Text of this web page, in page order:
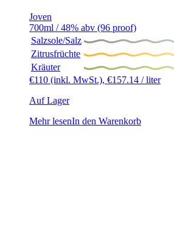
Joven
700ml / 48% abv (96 proof)
Salzsole/Salz
Zitrusfrüchte
Kräuter
€110 (inkl. MwSt.), €157.14 / liter
Auf Lager
Mehr lesenIn den Warenkorb